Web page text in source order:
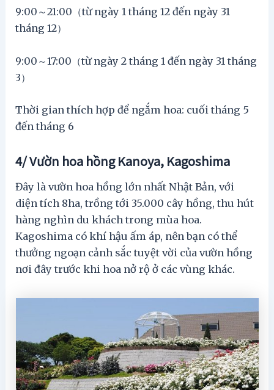
9:00～21:00（từ ngày 1 tháng 12 đến ngày 31
tháng 12）
9:00～17:00（từ ngày 2 tháng 1 đến ngày 31 tháng
3）
Thời gian thích hợp để ngắm hoa: cuối tháng 5
đến tháng 6
4/ Vườn hoa hồng Kanoya, Kagoshima
Đây là vườn hoa hồng lớn nhất Nhật Bản, với
diện tích 8ha, trồng tới 35.000 cây hồng, thu hút
hàng nghìn du khách trong mùa hoa.
Kagoshima có khí hậu ấm áp, nên bạn có thể
thưởng ngoạn cảnh sắc tuyệt vời của vườn hồng
nơi đây trước khi hoa nở rộ ở các vùng khác.